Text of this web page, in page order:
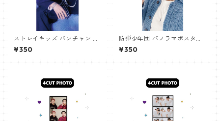
ストレイキッズ バンチャン パ
ノラマポスター (Stray Kids B
angchan Poster) 700*330
¥350
防弾少年団 パノラマポスター
(BTS Poster) 700*330mm
【アールエム RM-14】
¥350